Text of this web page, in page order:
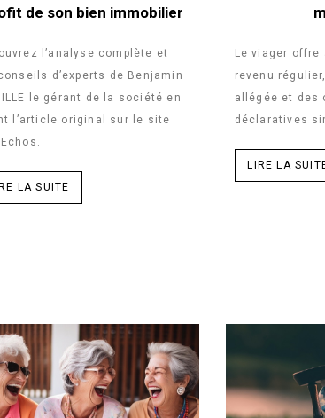
de son bien immobilier
l’analyse complète et
d’experts de Benjamin
le gérant de la société en
l’article original sur le site
LA SUITE
Le viager offre
revenu
allégée et des
déclaratives
LIRE LA